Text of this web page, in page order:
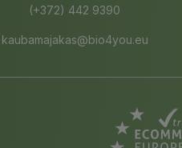
(+372) 442 9390
kaubamajakas@bio4you.eu